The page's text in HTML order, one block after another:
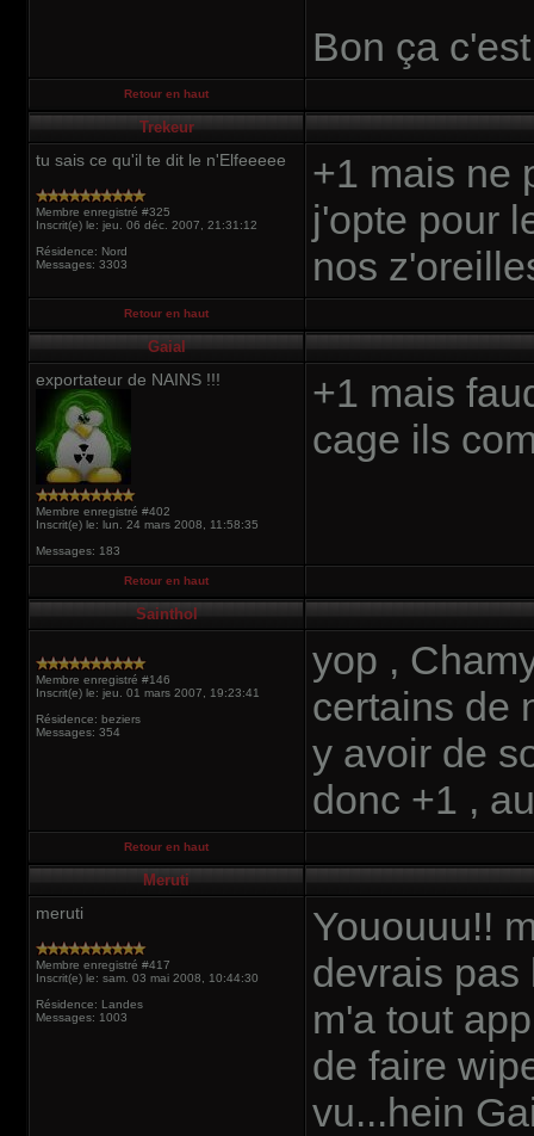
Bon ça
Retour en haut
Trekeur
tu sais ce qu'il te dit le n'Elfeeeee
Membre enregistré #325
Inscrit(e) le: jeu. 06 déc. 2007, 21:31:12
Résidence: Nord
Messages: 3303
+1 mais ne
j'opte pour
nos
Retour en haut
Gaial
exportateur de NAINS !!!
Membre enregistré #402
Inscrit(e) le: lun. 24 mars 2008, 11:58:35
Messages: 183
+1 mais
cage ils
Retour en haut
Sainthol
Membre enregistré #146
Inscrit(e) le: jeu. 01 mars 2007, 19:23:41
Résidence: beziers
Messages: 354
yop ,
certains de
y avoir de
donc +1 ,
Retour en haut
Meruti
meruti
Membre enregistré #417
Inscrit(e) le: sam. 03 mai 2008, 10:44:30
Résidence: Landes
Messages: 1003
Yououuu!!
devrais pas
m'a tout
de faire
vu...hein